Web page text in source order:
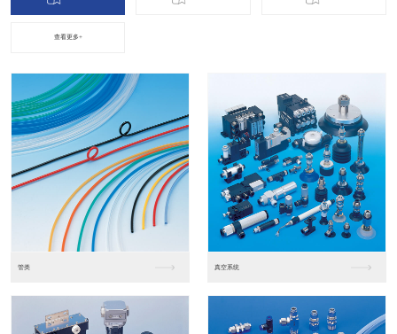
查看更多+
进口松下PLC2 进口松下PLC